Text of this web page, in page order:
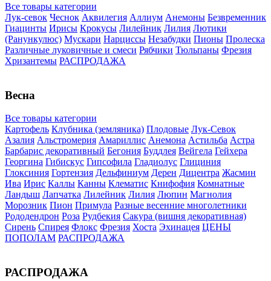
Все товары категории
Лук-севок Чеснок Аквилегия Аллиум Анемоны Безвременник
Гиацинты Ирисы Крокусы Лилейник Лилия Лютики
(Ранункулюс) Мускари Нарцисcы Незабудки Пионы Пролеска
Различные луковичные и смеси Рябчики Тюльпаны Фрезия
Хризантемы РАСПРОДАЖА
Весна
Все товары категории
Картофель Клубника (земляника) Плодовые Лук-Севок
Азалия Альстромерия Амариллис Анемона Астильба Астра
Барбарис декоративный Бегония Буддлея Вейгела Гейхера
Георгина Гибискус Гипсофила Гладиолус Глициния
Глоксиния Гортензия Дельфиниум Дерен Дицентра Жасмин
Ива Ирис Каллы Канны Клематис Книфофия Комнатные
Ландыш Лапчатка Лилейник Лилия Люпин Магнолия
Морозник Пион Примула Разные весенние многолетники
Рододендрон Роза Рудбекия Сакура (вишня декоративная)
Сирень Спирея Флокс Фрезия Хоста Эхинацея ЦЕНЫ
ПОПОЛАМ РАСПРОДАЖА
РАСПРОДАЖА